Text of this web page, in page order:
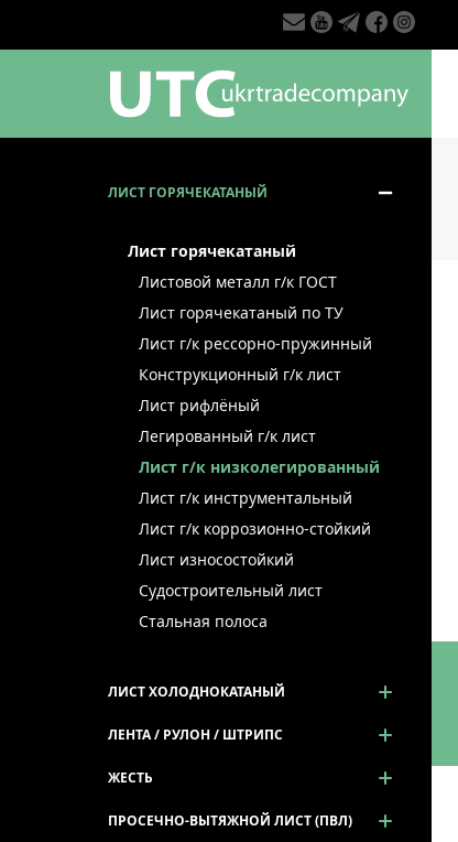
ЛИСТ ГОРЯЧЕКАТАНЫЙ
Лист горячекатаный
Листовой металл г/к ГОСТ
Лист горячекатаный по ТУ
Лист г/к рессорно-пружинный
Конструкционный г/к лист
Лист рифлёный
Легированный г/к лист
Лист г/к низколегированный
Лист г/к инструментальный
Лист г/к коррозионно-стойкий
Лист износостойкий
Судостроительный лист
Стальная полоса
ЛИСТ ХОЛОДНОКАТАНЫЙ
ЛЕНТА / РУЛОН / ШТРИПС
ЖЕСТЬ
ПРОСЕЧНО-ВЫТЯЖНОЙ ЛИСТ (ПВЛ)